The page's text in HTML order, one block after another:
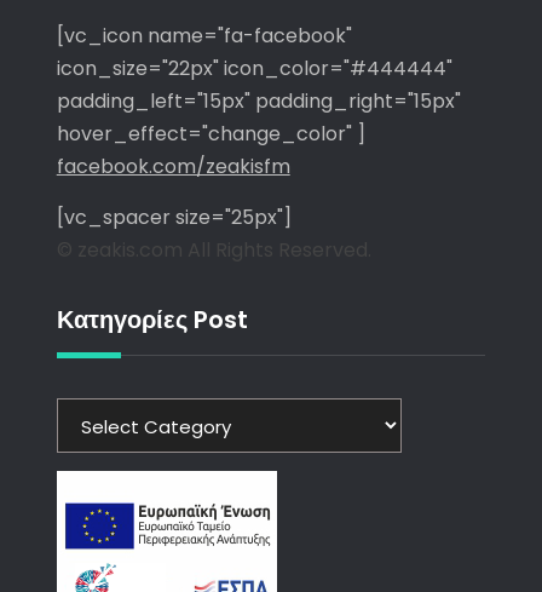
[vc_icon name="fa-facebook"
icon_size="22px" icon_color="#444444"
padding_left="15px" padding_right="15px"
hover_effect="change_color" ]
facebook.com/zeakisfm
[vc_spacer size="25px"]
© zeakis.com All Rights Reserved.
Κατηγορίες Post
Κατηγορίες
Post